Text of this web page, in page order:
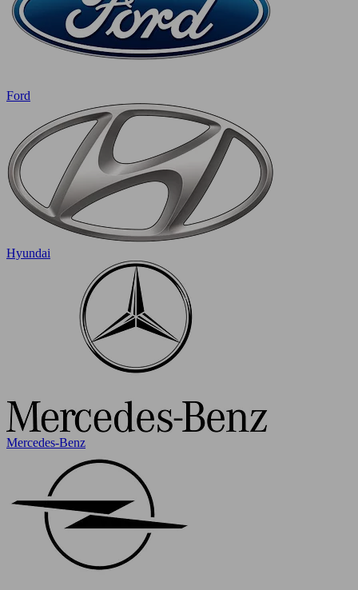
Ford
Hyundai
Mercedes-Benz